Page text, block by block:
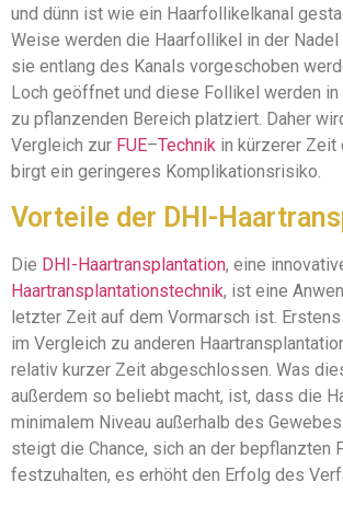
und dünn ist wie ein Haarfollikelkanal
Weise werden die Haarfollikel in der
sie entlang des Kanals vorgeschoben
Loch geöffnet und diese Follikel werden in
zu pflanzenden Bereich platziert. Daher
Vergleich zur FUE–Technik in kürzerer Zeit
birgt ein geringeres Komplikationsrisiko.
Vorteile der DHI-
Die DHI-Haartransplantation, eine
Haartransplantationstechnik, ist eine
letzter Zeit auf dem Vormarsch ist.
im Vergleich zu anderen
relativ kurzer Zeit abgeschlossen. Was
außerdem so beliebt macht, ist, dass die
minimalem Niveau außerhalb des
steigt die Chance, sich an der bepflanzten
festzuhalten, es erhöht den Erfolg des